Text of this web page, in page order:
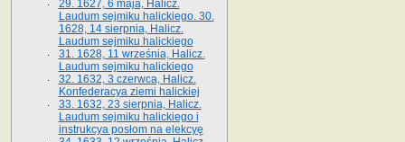
29. 1627, 6 maja, Halicz.
Laudum sejmiku halickiego. 30.
1628, 14 sierpnia, Halicz.
Laudum sejmiku halickiego
31. 1628, 11 września, Halicz.
Laudum sejmiku halickiego
32. 1632, 3 czerwca, Halicz.
Konfederacya ziemi halickiej
33. 1632, 23 sierpnia, Halicz.
Laudum sejmiku halickiego i
instrukcya posłom na elekcyę